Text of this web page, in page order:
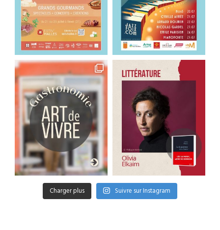
Charger plus Suivre sur Instagram